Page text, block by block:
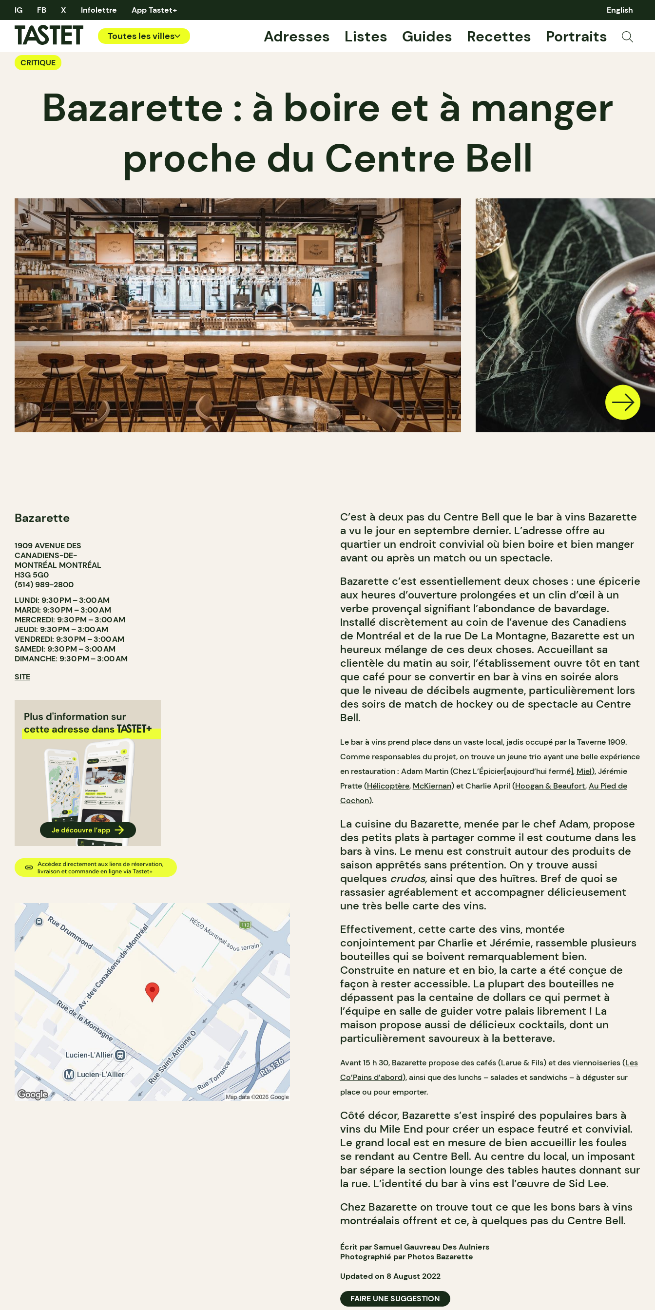
IG FB X Infolettre App Tastet+ English
Toutes les villes Adresses Listes Guides Recettes Portraits
CRITIQUE
Bazarette : à boire et à manger
proche du Centre Bell
Bazarette
1909 AVENUE DES
CANADIENS-DE-
MONTRÉAL MONTRÉAL
H3G 5G0
(514) 989-2800
LUNDI: 9:30 PM – 3:00 AM
MARDI: 9:30 PM – 3:00 AM
MERCREDI: 9:30 PM – 3:00 AM
JEUDI: 9:30 PM – 3:00 AM
VENDREDI: 9:30 PM – 3:00 AM
SAMEDI: 9:30 PM – 3:00 AM
DIMANCHE: 9:30 PM – 3:00 AM
SITE
C’est à deux pas du Centre Bell que le bar à vins Bazarette
a vu le jour en septembre dernier. L’adresse offre au
quartier un endroit convivial où bien boire et bien manger
avant ou après un match ou un spectacle.
Bazarette c’est essentiellement deux choses : une épicerie
aux heures d’ouverture prolongées et un clin d’œil à un
verbe provençal signifiant l’abondance de bavardage.
Installé discrètement au coin de l’avenue des Canadiens
de Montréal et de la rue De La Montagne, Bazarette est un
heureux mélange de ces deux choses. Accueillant sa
clientèle du matin au soir, l’établissement ouvre tôt en tant
que café pour se convertir en bar à vins en soirée alors
que le niveau de décibels augmente, particulièrement lors
des soirs de match de hockey ou de spectacle au Centre
Bell.
Le bar à vins prend place dans un vaste local, jadis occupé par la Taverne 1909.
Comme responsables du projet, on trouve un jeune trio ayant une belle expérience
en restauration : Adam Martin (Chez L’Épicier[aujourd’hui fermé], Miel), Jérémie
Pratte (Hélicoptère, McKiernan) et Charlie April (Hoogan & Beaufort,Au Pied de
Cochon).
La cuisine du Bazarette, menée par le chef Adam, propose
des petits plats à partager comme il est coutume dans les
bars à vins. Le menu est construit autour des produits de
saison apprêtés sans prétention. On y trouve aussi
quelques crudos, ainsi que des huîtres. Bref de quoi se
rassasier agréablement et accompagner délicieusement
une très belle carte des vins.
Effectivement, cette carte des vins, montée
conjointement par Charlie et Jérémie, rassemble plusieurs
bouteilles qui se boivent remarquablement bien.
Construite en nature et en bio, la carte a été conçue de
façon à rester accessible. La plupart des bouteilles ne
dépassent pas la centaine de dollars ce qui permet à
l’équipe en salle de guider votre palais librement ! La
maison propose aussi de délicieux cocktails, dont un
particulièrement savoureux à la betterave.
Avant 15 h 30, Bazarette propose des cafés (Larue & Fils) et des viennoiseries (Les
Co’Pains d’abord), ainsi que des lunchs – salades etsandwichs – à déguster sur
place ou pour emporter.
Côté décor, Bazarette s’est inspiré des populaires bars à
vins du Mile End pour créer un espace feutré et convivial.
Le grand local est en mesure de bien accueillir les foules
se rendant au Centre Bell. Au centre du local, un imposant
bar sépare la section lounge des tables hautes donnant sur
la rue. L’identité du bar à vins est l’œuvre de Sid Lee.
Chez Bazarette on trouve tout ce que les bons bars à vins
montréalais offrent et ce, à quelques pas du Centre Bell.
Écrit par Samuel Gauvreau Des Aulniers
Photographié par PhotosBazarette
Updated on 8 August 2022
FAIRE UNE SUGGESTION